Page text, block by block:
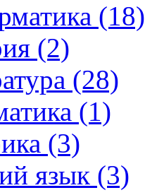
(18)
(2)
(28)
(1)
(3)
язык (3)